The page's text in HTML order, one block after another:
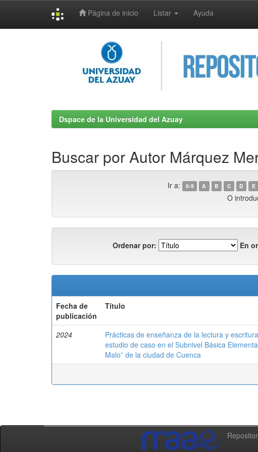
Página de inicio Listar Ayuda
Dspace de la Universidad del Azuay
Buscar por Autor Márquez
Ir a: 0-9 A B C D E
O
Ordenar por: En
Fecha de
publicación
Título
2024
Prácticas de enseñanza de la lectura y
estudio de caso en el Subnivel Básica
Malo” de la ciudad de Cuenca